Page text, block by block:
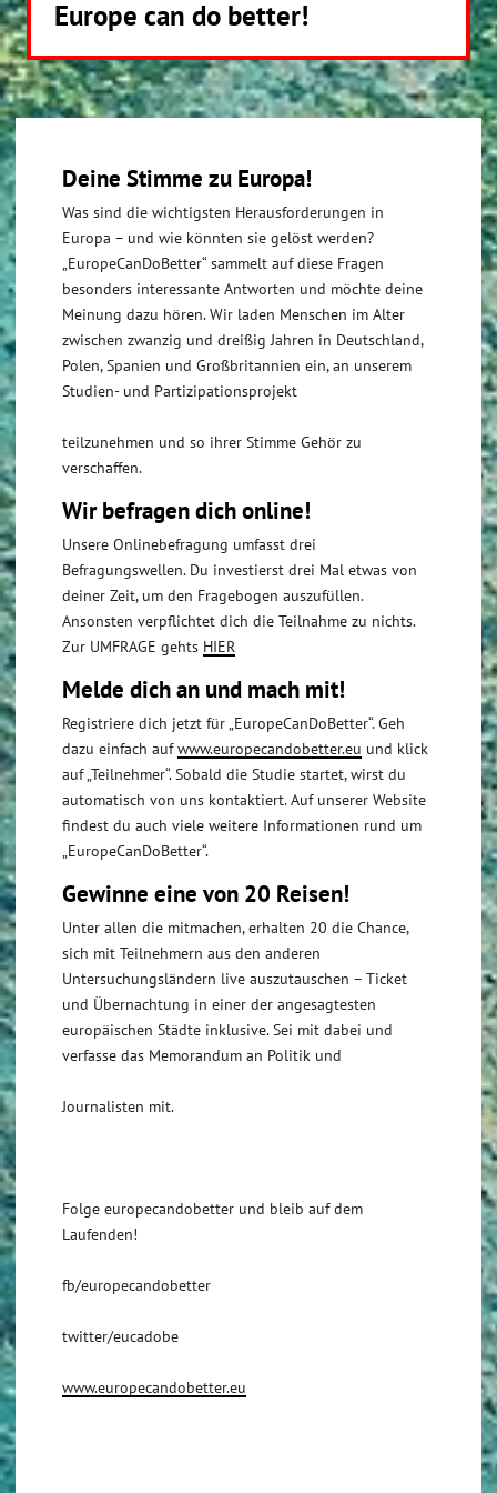
Europe can do better!
Deine Stimme zu Europa!
Was sind die wichtigsten Herausforderungen in
Europa – und wie könnten sie gelöst werden?
„EuropeCanDoBetter“ sammelt auf diese Fragen
besonders interessante Antworten und möchte deine
Meinung dazu hören. Wir laden Menschen im Alter
zwischen zwanzig und dreißig Jahren in Deutschland,
Polen, Spanien und Großbritannien ein, an unserem
Studien- und Partizipationsprojekt
teilzunehmen und so ihrer Stimme Gehör zu
verschaffen.
Wir befragen dich online!
Unsere Onlinebefragung umfasst drei
Befragungswellen. Du investierst drei Mal etwas von
deiner Zeit, um den Fragebogen auszufüllen.
Ansonsten verpflichtet dich die Teilnahme zu nichts.
Zur UMFRAGE gehts HIER
Melde dich an und mach mit!
Registriere dich jetzt für „EuropeCanDoBetter“. Geh
dazu einfach aufwww.europecandobetter.eu und klick
auf „Teilnehmer“. Sobald die Studie startet, wirst du
automatisch von uns kontaktiert. Auf unserer Website
findest du auch viele weitere Informationen rund um
„EuropeCanDoBetter“.
Gewinne eine von 20 Reisen!
Unter allen die mitmachen, erhalten 20 die Chance,
sich mit Teilnehmern aus den anderen
Untersuchungsländern live auszutauschen – Ticket
und Übernachtung in einer der angesagtesten
europäischen Städte inklusive. Sei mit dabei und
verfasse das Memorandum an Politik und
Journalisten mit.
Folge europecandobetter und bleib auf dem
Laufenden!
fb/europecandobetter
twitter/eucadobe
www.europecandobetter.eu